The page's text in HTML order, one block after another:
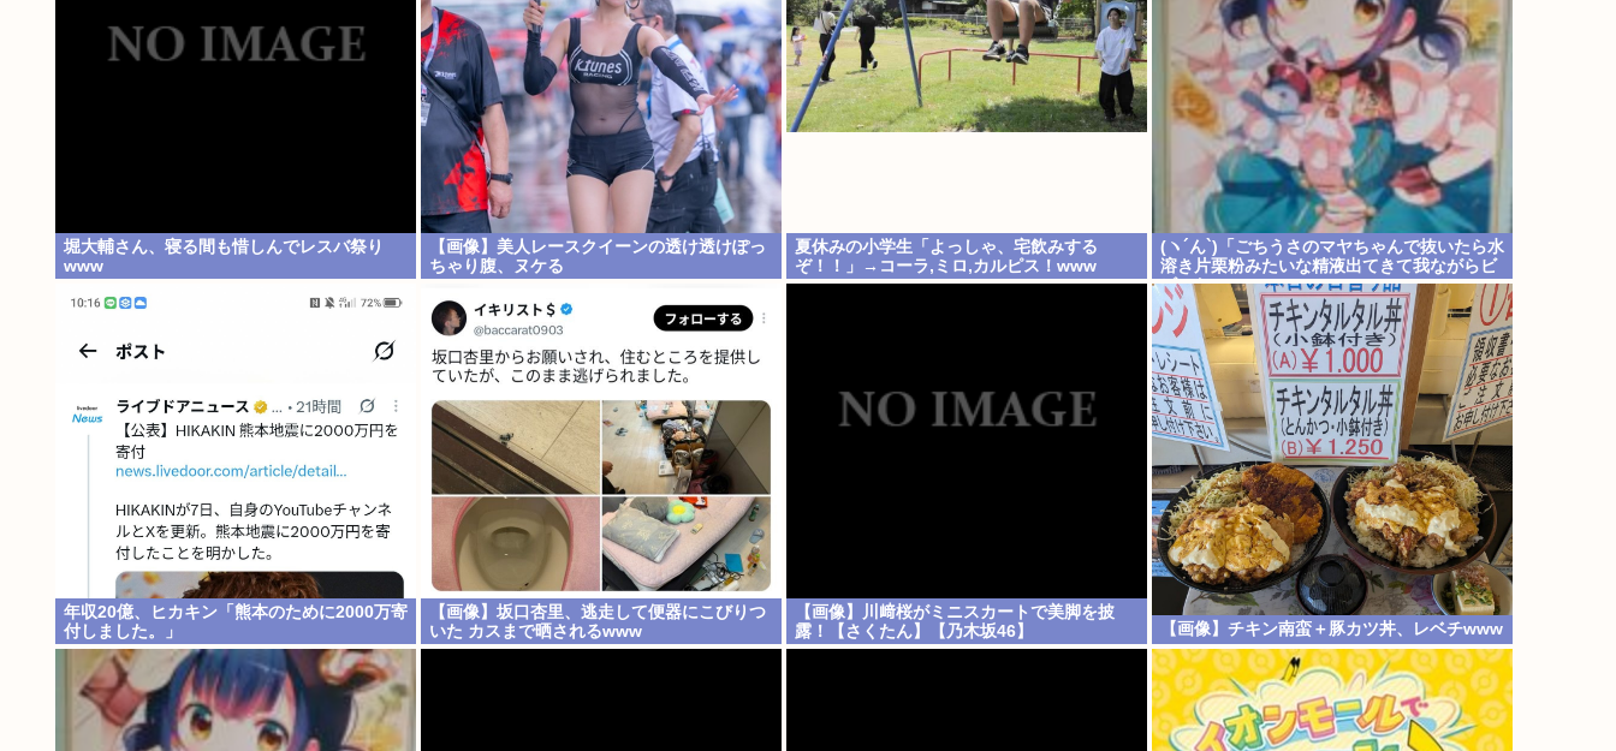
堀大輔さん、寝る間も惜しんでレスバ祭り
www
【画像】美人レースクイーンの透け透けぽっ
ちゃり腹、ヌケる
夏休みの小学生「よっしゃ、宅飲みする
ぞ！！」→コーラ,ミロ,カルピス！www
(ヽ´ん`)「ごちうさのマヤちゃんで抜いたら水
溶き片栗粉みたいな精液出てきて我ながらビ
ビった」
年収20億、ヒカキン「熊本のために2000万寄
付しました。」
【画像】坂口杏里、逃走して便器にこびりつ
いた カスまで晒されるwww
【画像】川﨑桜がミニスカートで美脚を披
露！【さくたん】【乃木坂46】
【画像】チキン南蛮＋豚カツ丼、レベチwww